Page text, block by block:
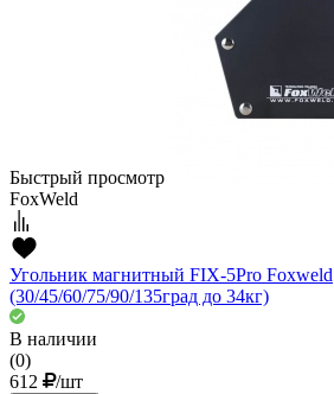
Быстрый просмотр
FoxWeld
Угольник магнитный FIX-5Pro Foxweld
(30/45/60/75/90/135град до 34кг)
В наличии
(0)
612
/шт